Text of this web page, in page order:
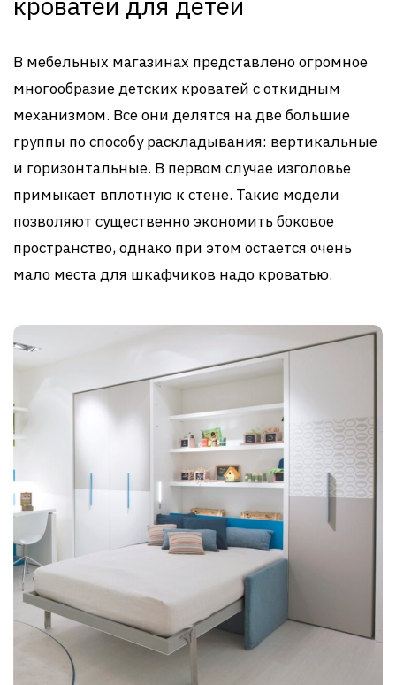
В мебельных магазинах представлено огромное
многообразие детских кроватей с откидным
механизмом. Все они делятся на две большие
группы по способу раскладывания: вертикальные
и горизонтальные. В первом случае изголовье
примыкает вплотную к стене. Такие модели
позволяют существенно экономить боковое
пространство, однако при этом остается очень
мало места для шкафчиков надо кроватью.